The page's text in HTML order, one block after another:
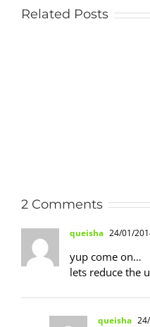
Related Posts
2 Comments
queisha 24/01/
yup come on…
lets reduce the
queisha